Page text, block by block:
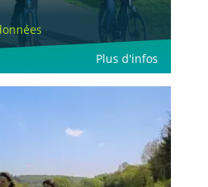
Plus d'infos